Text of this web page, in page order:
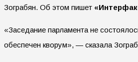
Зограбян. Об этом пишет
«Заседание парламента не
обеспечен кворум», — сказала